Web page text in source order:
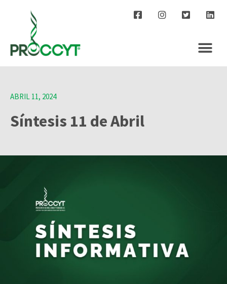
ABRIL 11, 2024
Síntesis 11 de Abril